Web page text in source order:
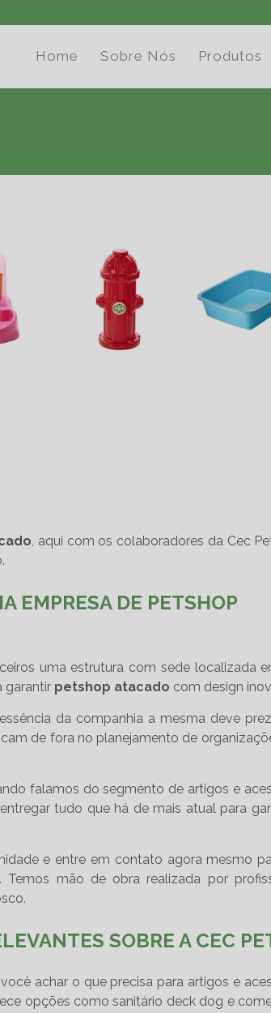
Home Sobre Nós Produtos
, aqui com os colaboradores da Cec
EMPRESA DE PETSHOP
uma estrutura com sede localizada
garantir petshop atacado com design
da companhia a mesma deve
de fora no planejamento de
falamos do segmento de artigos e
tudo que há de mais atual para
e entre em contato agora mesmo
. Temos mão de obra realizada por
SOBRE A CEC
achar o que precisa para artigos e
opções como sanitário deck dog e